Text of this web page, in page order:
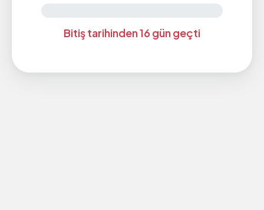
Bitiş tarihinden 16 gün geçti